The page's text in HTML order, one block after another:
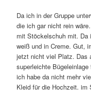
Da ich in der Gruppe
die ich gar nicht rein
mit Stöckelschuh mit.
weiß und in Creme. Gut,
jetzt nicht viel Platz. Das
superleichte
ich habe da nicht mehr
Kleid für die Hochzeit. im